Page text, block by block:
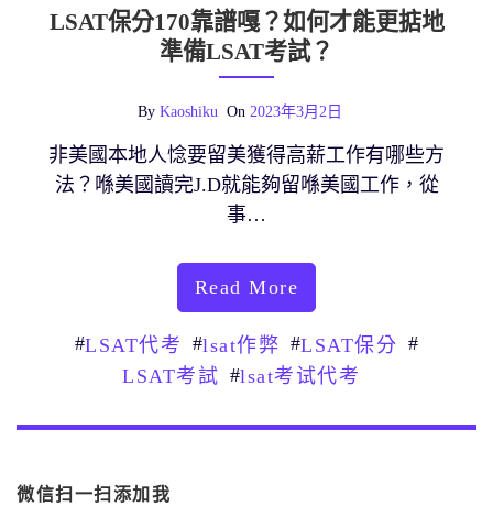
LSAT保分170靠譜嘎？如何才能更掂地
準備LSAT考試？
By Kaoshiku On 2023年3月2日
非美國本地人惗要留美獲得高薪工作有哪些方
法？喺美國讀完J.D就能夠留喺美國工作，從
事…
Read More
#LSAT代考 #lsat作弊 #LSAT保分 #
LSAT考試 #lsat考试代考
微信扫一扫添加我